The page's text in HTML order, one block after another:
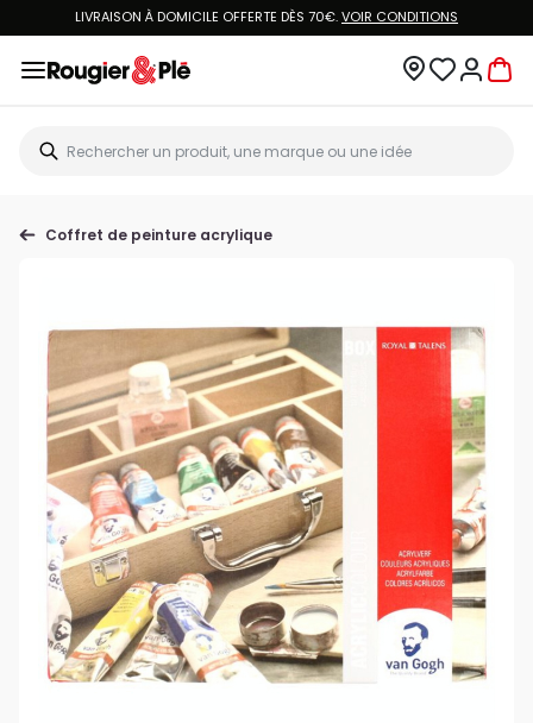
LIVRAISON À DOMICILE OFFERTE DÈS 70€.VOIR CONDITIONS
Coffret de peinture acrylique